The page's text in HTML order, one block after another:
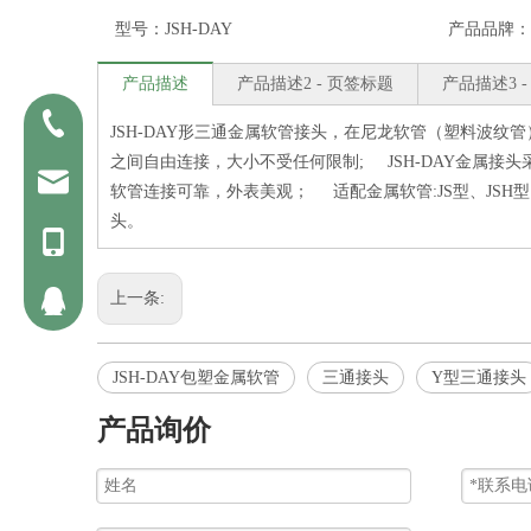
型号： JSH-DAY 产品品牌：
产品描述 产品描述2 - 页签标题 产品描述3
JSH-DAY形三通金属软管接头，在尼龙软管（塑料波纹
之间自由连接，大小不受任何限制; JSH-DAY金属接头
软管连接可靠，外表美观； 适配金属软管:JS型、JSH
头。
上一条:
JSH-DAY包塑金属软管 三通接头 Y型三通接头
产品询价
0523-82329058
jack@kinsontube.com
2853990312